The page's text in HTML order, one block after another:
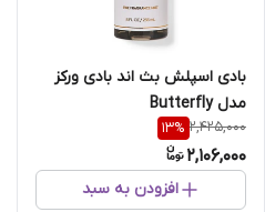
بادی اسپلش بث اند بادی ورکز
مدل Butterfly
2,425,000
13%
2,106,000
افزودن به سبد